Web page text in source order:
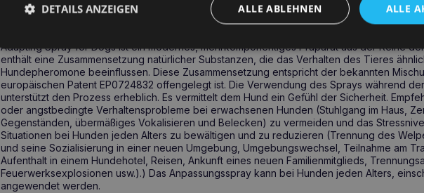
Produktbeschreibung
Adapting Spray for Dogs ist ein modernes, mehrkomponentiges Präparat aus der Reihe
enthält eine Zusammensetzung natürlicher Substanzen, die das Verhalten des Tieres
Hundepheromone beeinflussen. Diese Zusammensetzung entspricht der bekannten
europäischen Patent EP0724832 offengelegt ist. Die Verwendung des Sprays während
unterstützt den Prozess erheblich. Es vermittelt dem Hund ein Gefühl der Sicherheit.
oder angstbedingte Verhaltensprobleme bei erwachsenen Hunden (Stuhlgang im Haus,
Gegenständen, übermäßiges Vokalisieren und Belecken) zu vermeiden und das
Situationen bei Hunden jeden Alters zu bewältigen und zu reduzieren (Trennung des
und seine Sozialisierung in einer neuen Umgebung, Umgebungswechsel, Teilnahme am
Aufenthalt in einem Hundehotel, Reisen, Ankunft eines neuen Familienmitglieds,
Feuerwerksexplosionen usw.).) Das Anpassungsspray kann bei Hunden jeden Alters,
angewendet werden.
ALLE
ALLE ABLEHNEN
DETAILS ANZEIGEN